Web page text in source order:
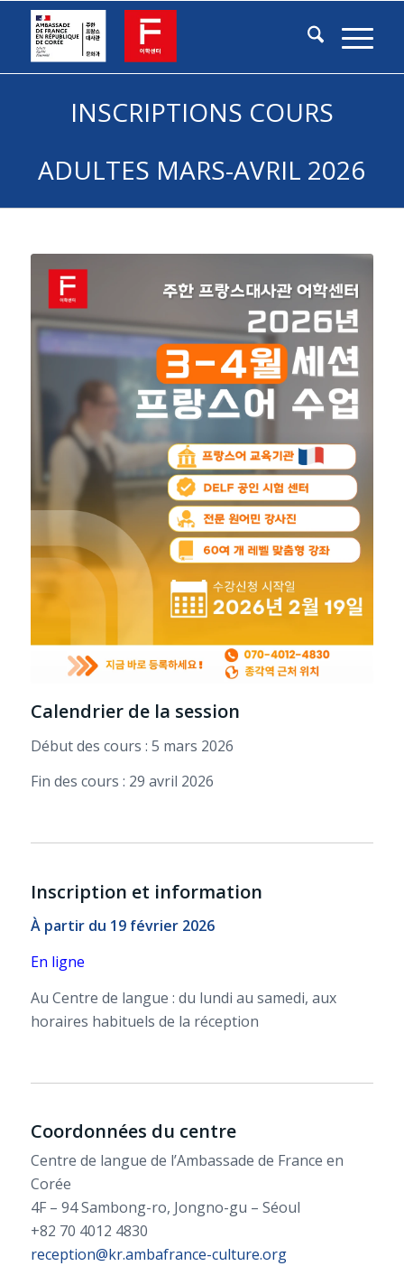
INSCRIPTIONS COURS
ADULTES MARS-AVRIL 2026
Calendrier de la session
Début des cours : 5 mars 2026
Fin des cours : 29 avril 2026
Inscription et information
À partir du 19 février 2026
En ligne
Au Centre de langue : du lundi au samedi, aux
horaires habituels de la réception
Coordonnées du centre
Centre de langue de l’Ambassade de France en
Corée
4F – 94 Sambong-ro, Jongno-gu – Séoul
+82 70 4012 4830
reception@kr.ambafrance-culture.org